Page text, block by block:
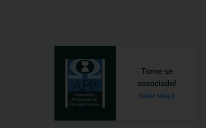
Torne-se
associado!
Saber Mais